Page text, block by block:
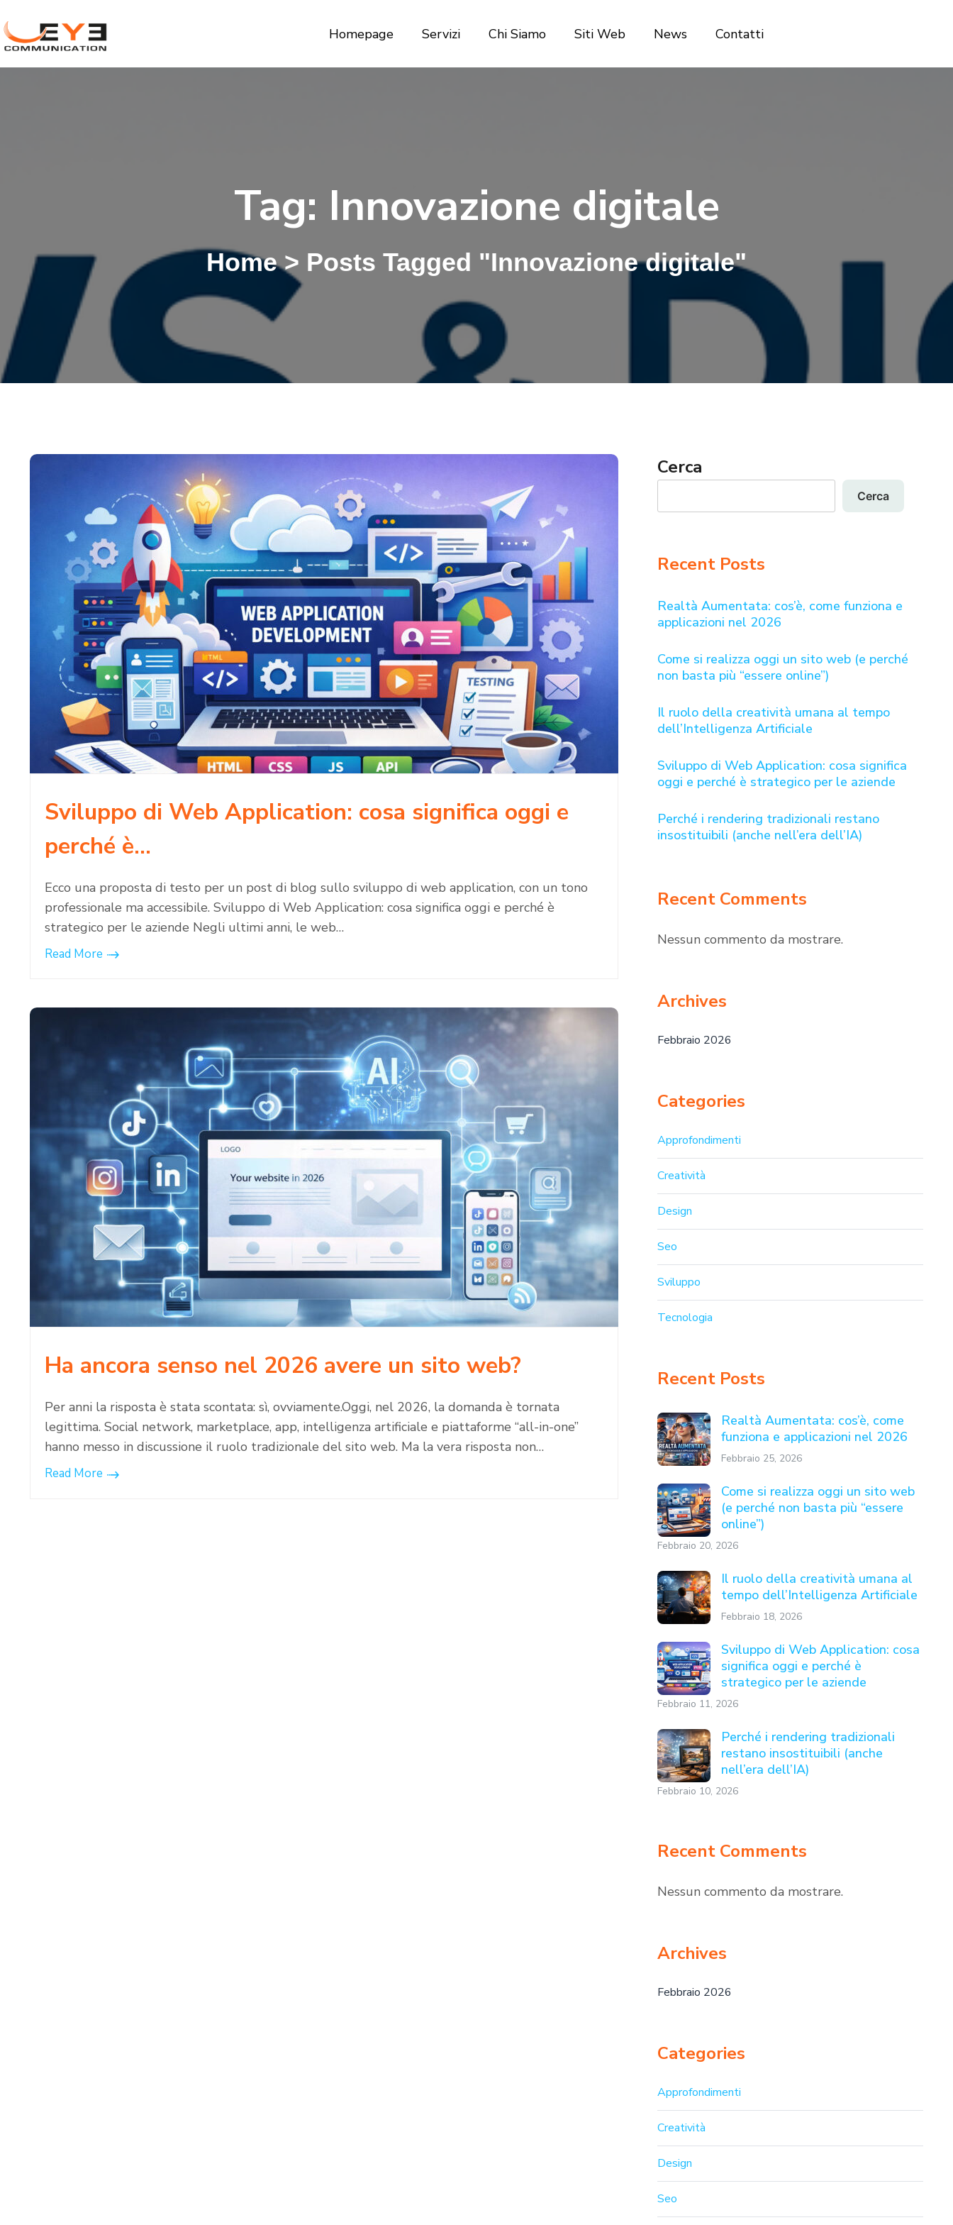
to
content
Homepage Servizi Chi Siamo Siti Web News Contatti
Tag: Innovazione digitale
Home> Posts Tagged "Innovazione digitale"
Sviluppo di Web Application: cosa significa oggi e
perché è…
Ecco una proposta di testo per un post di blog sullo sviluppo di web application, con un tono
professionale ma accessibile. Sviluppo di Web Application: cosa significa oggi e perché è
strategico per le aziende Negli ultimi anni, le web…
Read More
Ha ancora senso nel 2026 avere un sito web?
Per anni la risposta è stata scontata: sì, ovviamente.Oggi, nel 2026, la domanda è tornata
legittima. Social network, marketplace, app, intelligenza artificiale e piattaforme “all-in-one”
hanno messo in discussione il ruolo tradizionale del sito web. Ma la vera risposta non…
Read More
Cerca
Cerca
Recent Posts
Realtà Aumentata: cos’è, come funziona e
applicazioni nel 2026
Come si realizza oggi un sito web (e perché
non basta più “essere online”)
Il ruolo della creatività umana al tempo
dell’Intelligenza Artificiale
Sviluppo di Web Application: cosa significa
oggi e perché è strategico per le aziende
Perché i rendering tradizionali restano
insostituibili (anche nell’era dell’IA)
Recent Comments
Nessun commento da mostrare.
Archives
Febbraio 2026
Categories
Approfondimenti
Creatività
Design
Seo
Sviluppo
Tecnologia
Recent Posts
Realtà Aumentata: cos’è, come
funziona e applicazioni nel 2026
Febbraio 25, 2026
Come si realizza oggi un sito web
(e perché non basta più “essere
online”)
Febbraio 20, 2026
Il ruolo della creatività umana al
tempo dell’Intelligenza Artificiale
Febbraio 18, 2026
Sviluppo di Web Application: cosa
significa oggi e perché è
strategico per le aziende
Febbraio 11, 2026
Perché i rendering tradizionali
restano insostituibili (anche
nell’era dell’IA)
Febbraio 10, 2026
Recent Comments
Nessun commento da mostrare.
Archives
Febbraio 2026
Categories
Approfondimenti
Creatività
Design
Seo